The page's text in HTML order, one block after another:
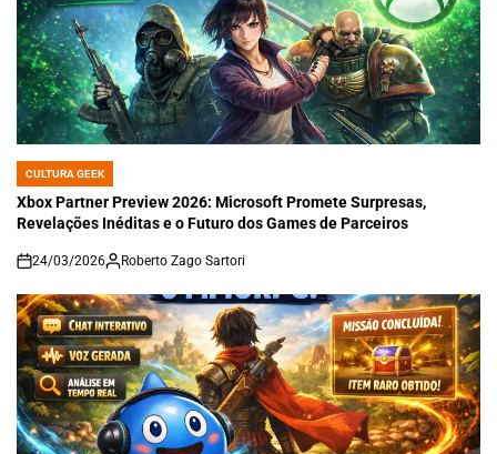
POSTED
IN
CULTURA GEEK
Xbox Partner Preview 2026: Microsoft Promete Surpresas,
Revelações Inéditas e o Futuro dos Games de Parceiros
on
24/03/2026 Roberto Zago Sartori